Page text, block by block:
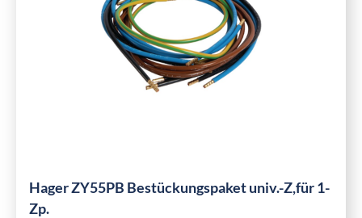
Hager ZY55PB Bestückungspaket univ.-Z,für 1-
Zp.